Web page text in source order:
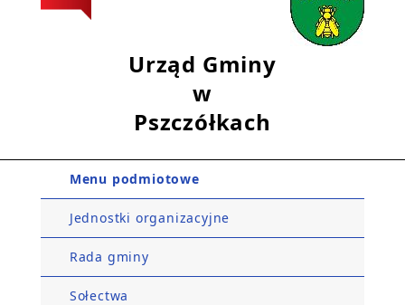
Urząd Gminy
w
Pszczółkach
Menu podmiotowe
Jednostki organizacyjne
Rada gminy
Sołectwa